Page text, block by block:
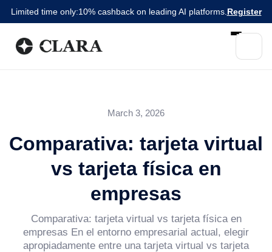
Limited time only:10% cashback on leading AI platforms. Register
March 3, 2026
Comparativa: tarjeta virtual
vs tarjeta física en
empresas
Comparativa: tarjeta virtual vs tarjeta física en
empresas En el entorno empresarial actual, elegir
apropiadamente entre una tarjeta virtual vs tarjeta